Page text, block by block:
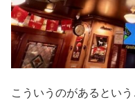
こういうのがあるとい